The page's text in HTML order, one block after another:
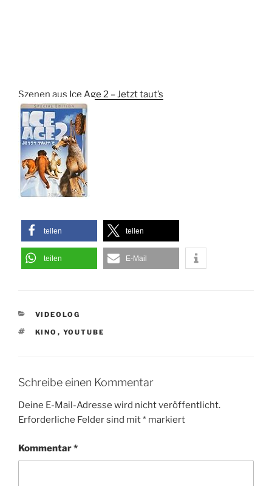
Szenen aus Ice Age 2 – Jetzt taut’s
teilen teilen
teilen E-Mail
KATEGORIEN
VIDEOLOG
SCHLAGWÖRTER
KINO , YOUTUBE
Schreibe einen Kommentar
Deine E-Mail-Adresse wird nicht veröffentlicht.
Erforderliche Felder sind mit* markiert
Kommentar*